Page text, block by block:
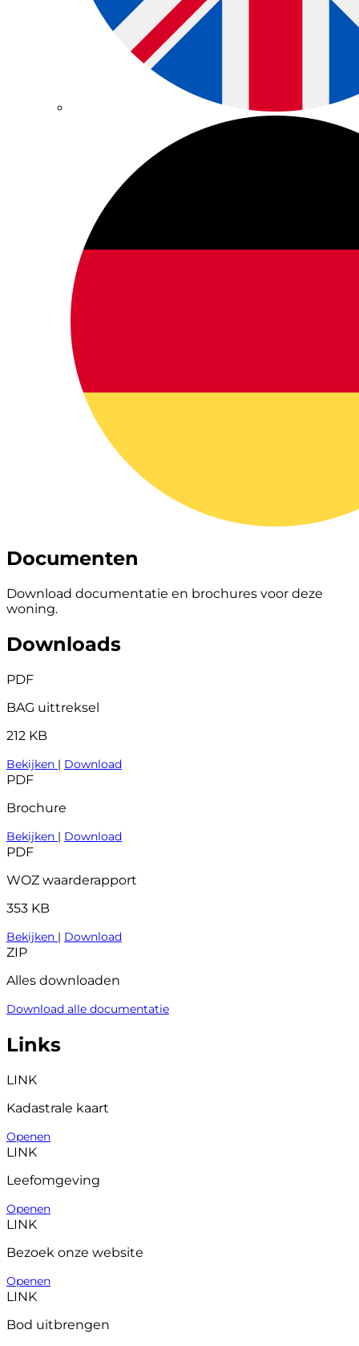
Documenten
Download documentatie en brochures voor deze
woning.
Downloads
PDF
BAG uittreksel
212 KB
Bekijken | Download
PDF
Brochure
Bekijken | Download
PDF
WOZ waarderapport
353 KB
Bekijken | Download
ZIP
Alles downloaden
Download alle documentatie
Links
LINK
Kadastrale kaart
Openen
LINK
Leefomgeving
Openen
LINK
Bezoek onze website
Openen
LINK
Bod uitbrengen